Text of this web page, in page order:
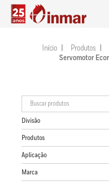
Início Produtos
Servomotor
Divisão
Produtos
Aplicação
Marca